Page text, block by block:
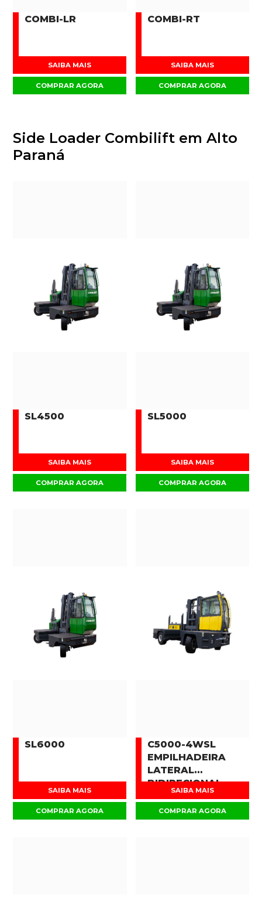
COMBI-LR
SAIBA MAIS
COMPRAR AGORA
COMBI-RT
SAIBA MAIS
COMPRAR AGORA
Side Loader Combilift em Alto
Paraná
SL4500
SAIBA MAIS
COMPRAR AGORA
SL5000
SAIBA MAIS
COMPRAR AGORA
SL6000
SAIBA MAIS
COMPRAR AGORA
C5000-4WSL
EMPILHADEIRA
LATERAL
BIDIRECIONAL
SAIBA MAIS
COMPRAR AGORA